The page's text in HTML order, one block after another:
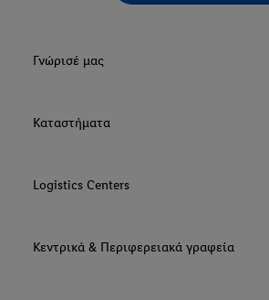
Γνώρισέ μας
Καταστήματα
Logistics Centers
Κεντρικά & Περιφερειακά γραφεία